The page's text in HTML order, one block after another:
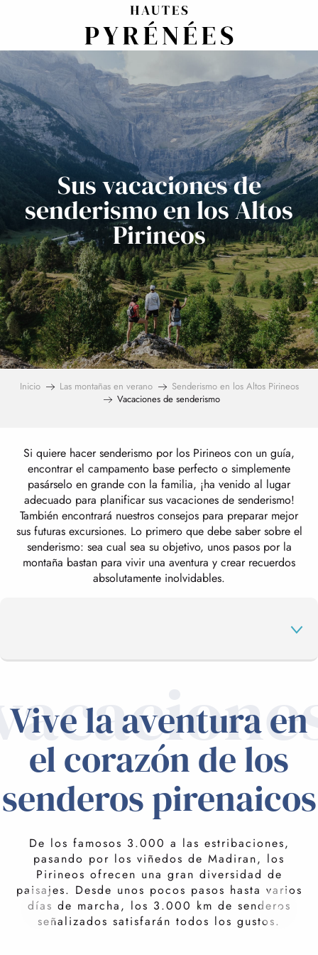
principal
Sus vacaciones de
senderismo en los Altos
Pirineos
Inicio Las montañas en verano
Senderismo en los Altos Pirineos
Vacaciones de senderismo
Si quiere hacer senderismo por los Pirineos con un guía,
encontrar el campamento base perfecto o simplemente
pasárselo en grande con la familia, ¡ha venido al lugar
adecuado para planificar sus vacaciones de senderismo!
También encontrará nuestros consejos para preparar mejor
sus futuras excursiones. Lo primero que debe saber sobre el
senderismo: sea cual sea su objetivo, unos pasos por la
montaña bastan para vivir una aventura y crear recuerdos
absolutamente inolvidables.
VACACIONES DE SENDERISMO
CAMPAMENTOS BASE
CONSEJO
Vive la aventura en
el corazón de los
senderos pirenaicos
De los famosos 3.000 a las estribaciones,
pasando por los viñedos de Madiran, los
Pirineos ofrecen una gran diversidad de
paisajes. Desde unos pocos pasos hasta varios
días de marcha, los 3.000 km de senderos
señalizados satisfarán todos los gustos.
SÓLO UNOS PASOS Y
Es una aventura
La curiosidad nos puede y
nos preguntamos qué nos
espera tras la próxima cresta,
la próxima cumbre, el
próximo pueblo… Una vez
cruzado ese puerto, ¿qué